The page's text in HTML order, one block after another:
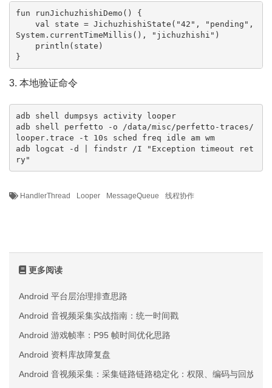
fun runJichuzhishiDemo() {
System.currentTimeMillis(), "jichuzhishi")
}
3. 本地验证命令
adb shell dumpsys activity looper
adb shell perfetto -o /data/misc/perfetto-traces/
looper.trace -t 10s sched freq idle am wm
adb logcat -d | findstr /I "Exception timeout ret
ry"
HandlerThread Looper MessageQueue 线程协作
更多阅读
Android 平台层治理排查思路
Android 音视频采集实战指南：统一时间戳
Android 游戏帧率：P95 帧时间优化思路
Android 资料库故障复盘
Android 音视频采集：采集链路链路稳定化：权限、编码与回放三